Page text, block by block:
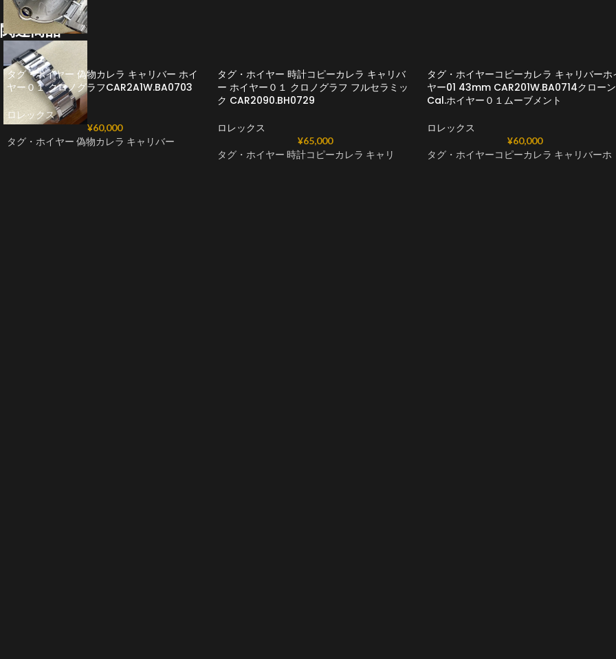
関連商品
タグ・ホイヤー 偽物カレラ キャリバー ホイ
ヤー０１ クロノグラフCAR2A1W.BA0703
ロレックス
¥60,000
タグ・ホイヤー 偽物カレラ キャリバー
タグ・ホイヤー 時計コピーカレラ キャリバ
ー ホイヤー０１ クロノグラフ フルセラミッ
ク CAR2090.BH0729
ロレックス
¥65,000
タグ・ホイヤー 時計コピーカレラ キャリ
タグ・ホイヤーコピーカレラ キャリバーホ
ヤー01 43mm CAR201W.BA0714クローン
Cal.ホイヤー０１ムーブメント
ロレックス
¥60,000
タグ・ホイヤーコピーカレラ キャリバーホ